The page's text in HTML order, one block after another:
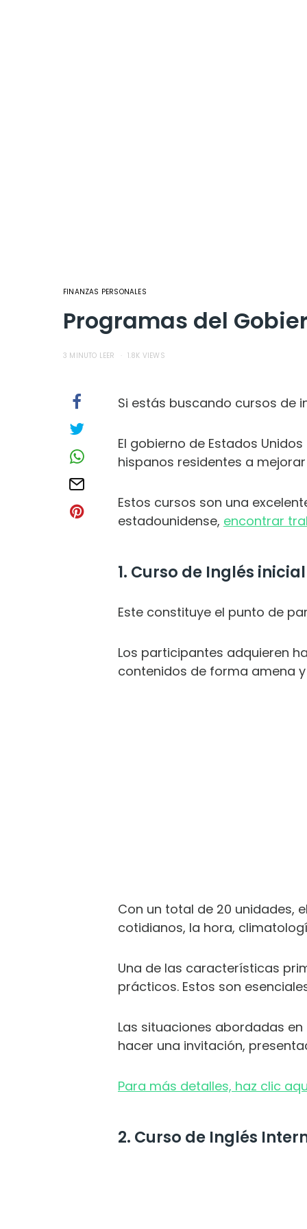
FINANZAS PERSONALES
Programas del
3 MINUTO LEER 1.8K VIEWS
Si estás buscando cursos de
El gobierno de Estados
hispanos residentes a
Estos cursos son una
estadounidense, encontrar
1. Curso de Inglés inicial
Este constituye el punto de
Los participantes adquieren
contenidos de forma amena
Con un total de 20 unidades,
cotidianos, la hora,
Una de las características
prácticos. Estos son
Las situaciones abordadas
hacer una invitación,
Para más detalles, haz clic
2. Curso de Inglés